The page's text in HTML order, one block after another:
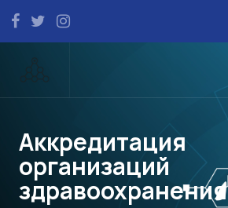
Аккредитация
организаций
здравоохранения